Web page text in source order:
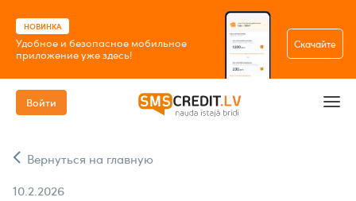
НОВИНКА
Удобное и безопасное мобильное
приложение уже здесь!
Скачайте
Войти
Вернуться на главную
10.2.2026